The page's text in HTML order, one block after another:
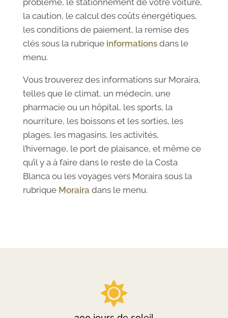
la caution, le calcul des coûts énergétiques,
les conditions de paiement, la remise des
clés sous la rubrique informationsdans le
menu.
Vous trouverez des informations sur Moraira,
telles que le climat, un médecin, une
pharmacie ou un hôpital, les sports, la
nourriture, les boissons et les sorties, les
plages, les magasins, les activités,
l’hivernage, le port de plaisance, et même ce
qu’il y a à faire dans le reste de la Costa
Blanca ou les voyages vers Moraira sous la
rubrique Moraira dans le menu.
